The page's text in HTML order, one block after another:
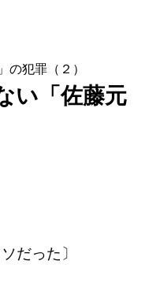
の犯罪（２）
い「佐藤元
だった〕